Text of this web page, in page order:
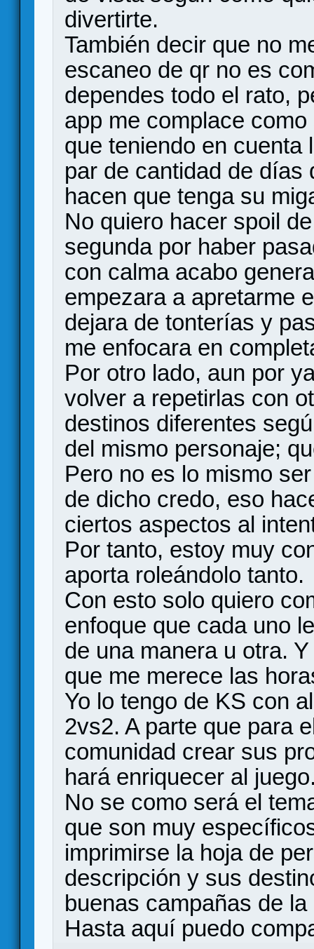
divertirte.
También decir que no
escaneo de qr no es
dependes todo el rato,
app me complace
que teniendo en cuenta
par de cantidad de días
hacen que tenga su
No quiero hacer spoil
segunda por haber
con calma acabo
empezara a apretarme
dejara de tonterías y
me enfocara en
Por otro lado, aun por
volver a repetirlas con
destinos diferentes
del mismo personaje;
Pero no es lo mismo
de dicho credo, eso
ciertos aspectos al
Por tanto, estoy muy
aporta roleándolo tanto.
Con esto solo quiero
enfoque que cada uno
de una manera u otra.
que me merece las
Yo lo tengo de KS con
2vs2. A parte que para
comunidad crear sus
hará enriquecer al
No se como será el
que son muy
imprimirse la hoja de
descripción y sus
buenas campañas de
Hasta aquí puedo